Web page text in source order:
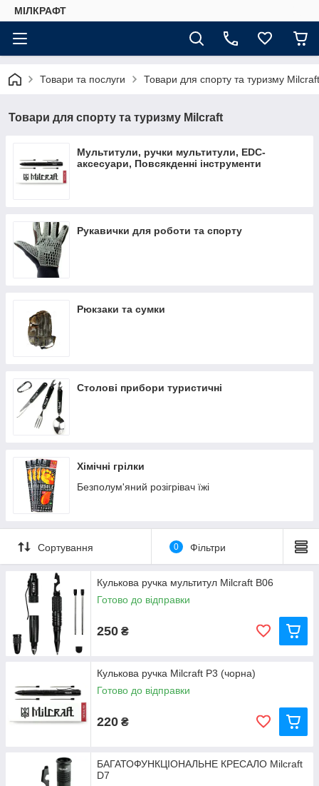
МІЛКРАФТ
Товари та послуги Товари для спорту та туризму Milcraft
Товари для спорту та туризму Milcraft
Мультитули, ручки мультитули, EDC-
аксесуари, Повсякденні інструменти
Рукавички для роботи та спорту
Рюкзаки та сумки
Столові прибори туристичні
Хімічні грілки
Безполум'яний розігрівач їжі
Сортування 0 Фільтри
Кулькова ручка мультитул Milcraft В06
Готово до відправки
250 ₴
Кулькова ручка Milcraft P3 (чорна)
Готово до відправки
220 ₴
БАГАТОФУНКЦІОНАЛЬНЕ КРЕСАЛО Milcraft
D7